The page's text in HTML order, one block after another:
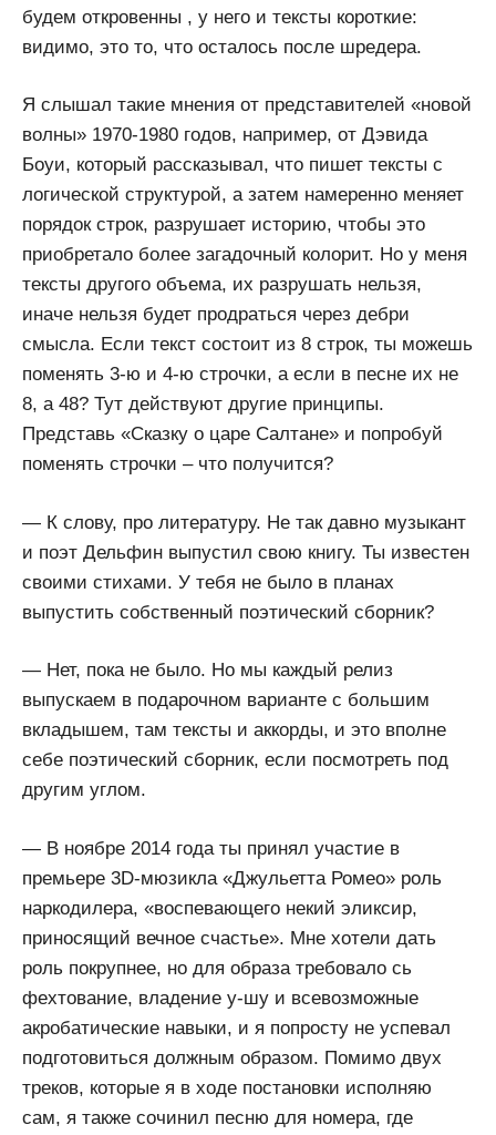
будем откровенны , у него и тексты короткие:
видимо, это то, что осталось после шредера.
Я слышал такие мнения от представителей «новой
волны» 1970-1980 годов, например, от Дэвида
Боуи, который рассказывал, что пишет тексты с
логической структурой, а затем намеренно меняет
порядок строк, разрушает историю, чтобы это
приобретало более загадочный колорит. Но у меня
тексты другого объема, их разрушать нельзя,
иначе нельзя будет продраться через дебри
смысла. Если текст состоит из 8 строк, ты можешь
поменять 3-ю и 4-ю строчки, а если в песне их не
8, а 48? Тут действуют другие принципы.
Представь «Сказку о царе Салтане» и попробуй
поменять строчки – что получится?
— К слову, про литературу. Не так давно музыкант
и поэт Дельфин выпустил свою книгу. Ты известен
своими стихами. У тебя не было в планах
выпустить собственный поэтический сборник?
— Нет, пока не было. Но мы каждый релиз
выпускаем в подарочном варианте с большим
вкладышем, там тексты и аккорды, и это вполне
себе поэтический сборник, если посмотреть под
другим углом.
— В ноябре 2014 года ты принял участие в
премьере 3D-мюзикла «Джульетта Ромео» роль
наркодилера, «воспевающего некий эликсир,
приносящий вечное счастье». Мне хотели дать
роль покрупнее, но для образа требовало сь
фехтование, владение у-шу и всевозможные
акробатические навыки, и я попросту не успевал
подготовиться должным образом. Помимо двух
треков, которые я в ходе постановки исполняю
сам, я также сочинил песню для номера, где